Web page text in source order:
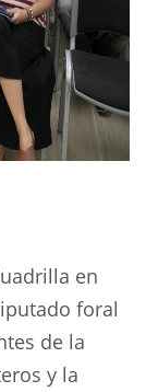
en
foral
de la
y la